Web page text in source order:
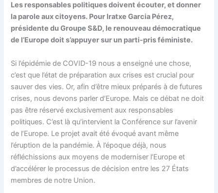
Les responsables politiques doivent écouter, et donner
la parole aux citoyens. Pour Iratxe Garcia Pérez,
présidente du Groupe S&D, le renouveau démocratique
de l’Europe doit s’appuyer sur un parti-pris féministe.
Si l’épidémie de COVID-19 nous a enseigné une chose,
c’est que l’état de préparation aux crises est crucial pour
sauver des vies. Or, afin d’être mieux préparés à de futures
crises, nous devons parler d’Europe. Mais ce débat ne doit
pas être réservé exclusivement aux responsables
politiques. C’est là qu’intervient la Conférence sur l’avenir
de l’Europe. Le projet avait été évoqué avant même
l’éruption de la pandémie. À l’époque déjà, nous
réfléchissions aux moyens de moderniser l’Europe et
d’accélérer le processus de décision entre les 27 États
membres de notre Union.